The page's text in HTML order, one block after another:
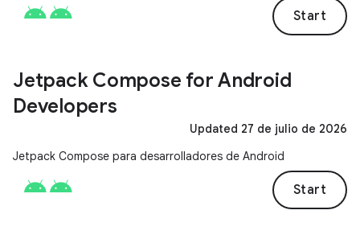
Start
Jetpack Compose for Android
Developers
Updated 27 de julio de 2026
Jetpack Compose para desarrolladores de Android
Start